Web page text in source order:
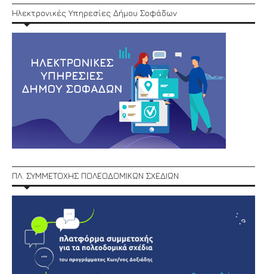
Ηλεκτρονικές Υπηρεσίες Δήμου Σοφάδων
ΠΛ. ΣΥΜΜΕΤΟΧΗΣ ΠΟΛΕΟΔΟΜΙΚΩΝ ΣΧΕΔΙΩΝ